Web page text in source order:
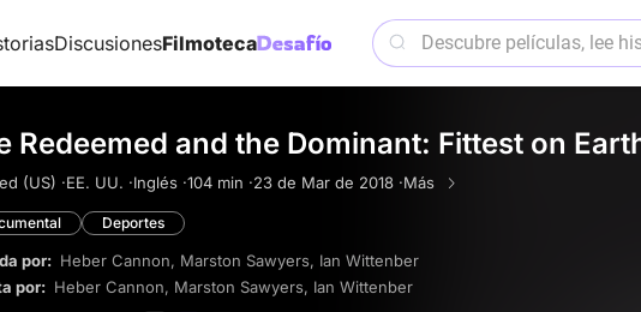
DiscusionesFilmoteca
Redeemed and the Dominant: Fittest on
(US) ·EE. UU. ·Inglés ·104 min ·23 de Mar de 2018 ·Más
Deportes
por: Heber Cannon, Marston Sawyers, Ian Wittenber
por: Heber Cannon, Marston Sawyers, Ian Wittenber